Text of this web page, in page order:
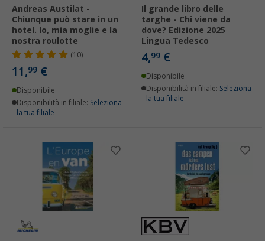
Andreas Austilat -
Chiunque può stare in un
hotel. Io, mia moglie e la
nostra roulotte
(10)
11,99 €
Disponibile
Disponibilità in filiale: Seleziona
la tua filiale
Il grande libro delle
targhe - Chi viene da
dove? Edizione 2025
Lingua Tedesco
4,99 €
Disponibile
Disponibilità in filiale: Seleziona
la tua filiale